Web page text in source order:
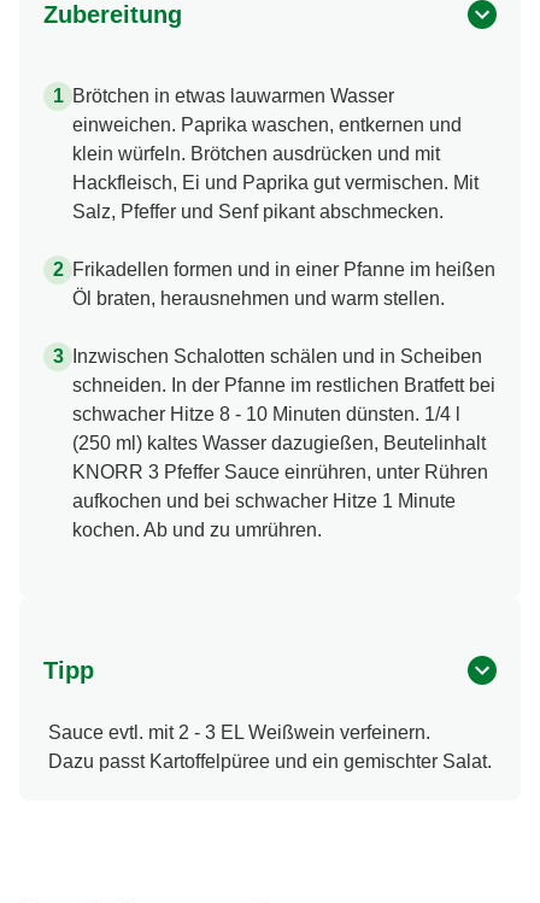
Zubereitung
Brötchen in etwas lauwarmen Wasser
einweichen. Paprika waschen, entkernen und
klein würfeln. Brötchen ausdrücken und mit
Hackfleisch, Ei und Paprika gut vermischen. Mit
Salz, Pfeffer und Senf pikant abschmecken.
Frikadellen formen und in einer Pfanne im heißen
Öl braten, herausnehmen und warm stellen.
Inzwischen Schalotten schälen und in Scheiben
schneiden. In der Pfanne im restlichen Bratfett bei
schwacher Hitze 8 - 10 Minuten dünsten. 1/4 l
(250 ml) kaltes Wasser dazugießen, Beutelinhalt
KNORR 3 Pfeffer Sauce einrühren, unter Rühren
aufkochen und bei schwacher Hitze 1 Minute
kochen. Ab und zu umrühren.
Tipp
Sauce evtl. mit 2 - 3 EL Weißwein verfeinern.
Dazu passt Kartoffelpüree und ein gemischter Salat.